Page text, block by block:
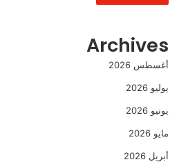
Archives
أغسطس 2026
يوليو 2026
يونيو 2026
مايو 2026
أبريل 2026